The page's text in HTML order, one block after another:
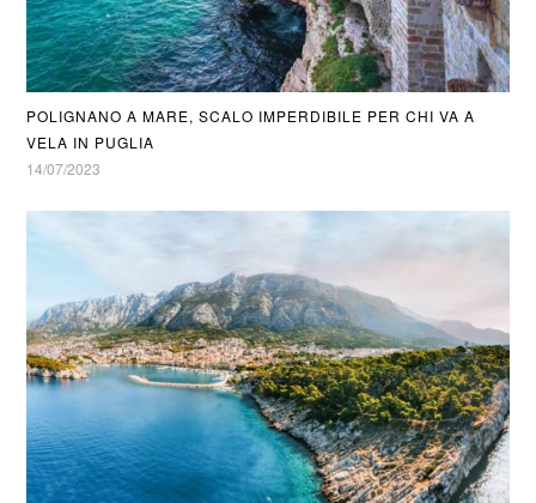
POLIGNANO A MARE, SCALO IMPERDIBILE PER CHI VA A
VELA IN PUGLIA
14/07/2023